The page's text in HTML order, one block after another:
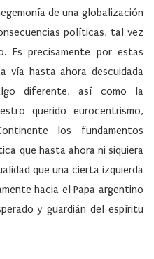
de una globalización
políticas, tal vez
Es precisamente por estas
vía hasta ahora descuidada
diferente, así como la
querido eurocentrismo,
los fundamentos
que hasta ahora ni siquiera
que una cierta izquierda
hacia el Papa argentino
y guardián del espíritu